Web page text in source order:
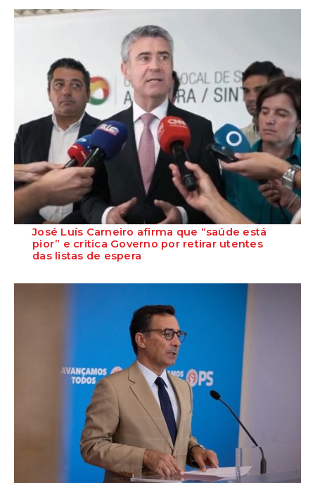
José Luís Carneiro afirma que “saúde está
pior” e critica Governo por retirar utentes
das listas de espera